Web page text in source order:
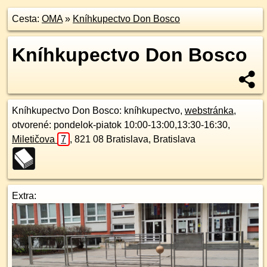
Cesta: OMA» Kníhkupectvo Don Bosco
Kníhkupectvo Don Bosco
Kníhkupectvo Don Bosco: kníhkupectvo, webstránka,
otvorené: pondelok-piatok 10:00-13:00,13:30-16:30,
Miletičova
7 , 821 08 Bratislava, Bratislava
Extra: